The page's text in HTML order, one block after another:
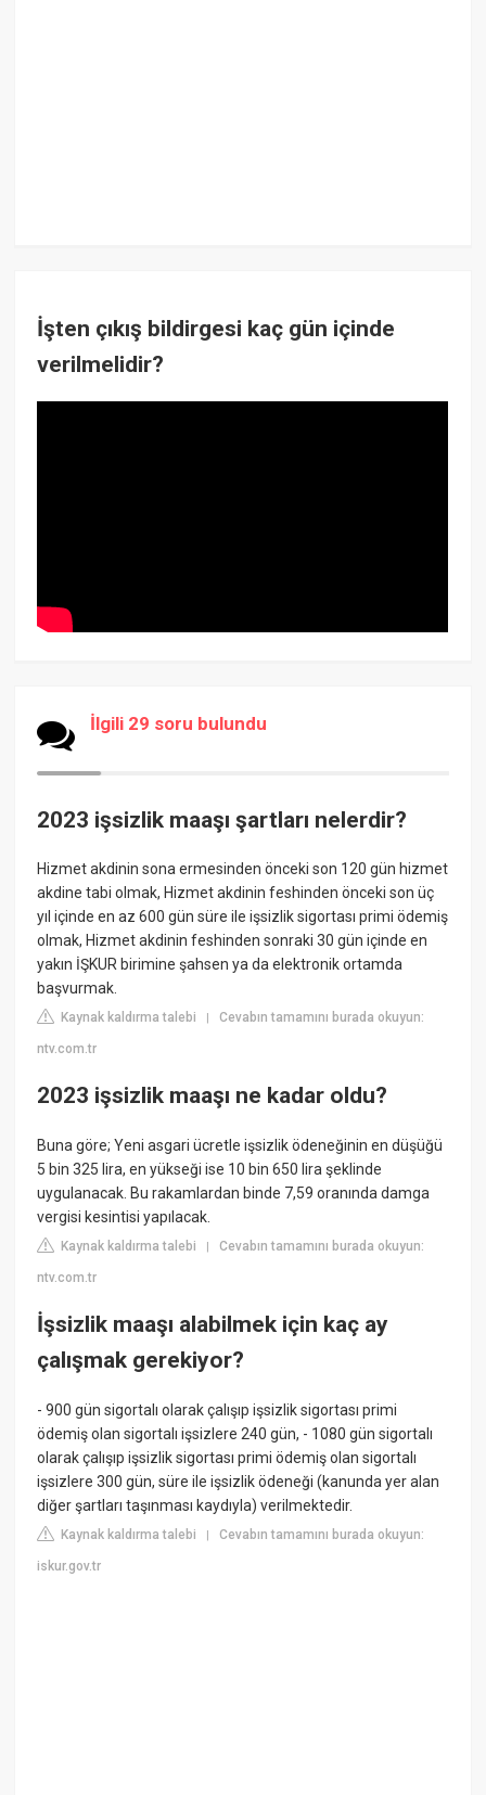
İşten çıkış bildirgesi kaç gün içinde
verilmelidir?
İlgili 29 soru bulundu
2023 işsizlik maaşı şartları nelerdir?
Hizmet akdinin sona ermesinden önceki son 120 gün hizmet
akdine tabi olmak, Hizmet akdinin feshinden önceki son üç
yıl içinde en az 600 gün süre ile işsizlik sigortası primi ödemiş
olmak, Hizmet akdinin feshinden sonraki 30 gün içinde en
yakın İŞKUR birimine şahsen ya da elektronik ortamda
başvurmak.
Kaynak kaldırma talebi |Cevabın tamamını burada okuyun:
ntv.com.tr
2023 işsizlik maaşı ne kadar oldu?
Buna göre; Yeni asgari ücretle işsizlik ödeneğinin en düşüğü
5 bin 325 lira, en yükseği ise 10 bin 650 lira şeklinde
uygulanacak. Bu rakamlardan binde 7,59 oranında damga
vergisi kesintisi yapılacak.
Kaynak kaldırma talebi |Cevabın tamamını burada okuyun:
ntv.com.tr
İşsizlik maaşı alabilmek için kaç ay
çalışmak gerekiyor?
- 900 gün sigortalı olarak çalışıp işsizlik sigortası primi
ödemiş olan sigortalı işsizlere 240 gün, - 1080 gün sigortalı
olarak çalışıp işsizlik sigortası primi ödemiş olan sigortalı
işsizlere 300 gün, süre ile işsizlik ödeneği (kanunda yer alan
diğer şartları taşınması kaydıyla) verilmektedir.
Kaynak kaldırma talebi |Cevabın tamamını burada okuyun:
iskur.gov.tr